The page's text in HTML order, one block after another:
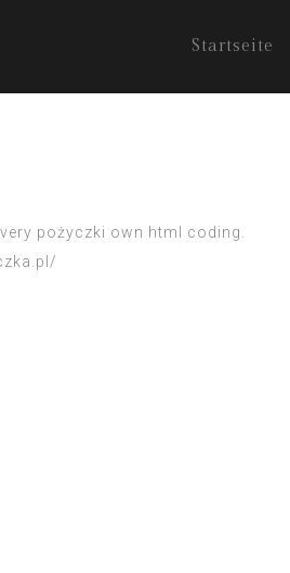
Startseite
pożyczki own html coding.